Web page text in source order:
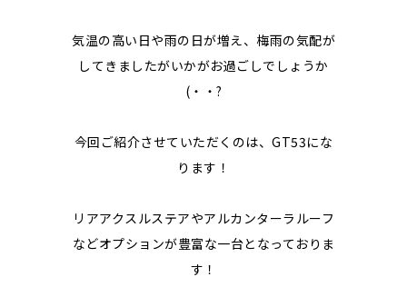
気温の高い日や雨の日が増え、梅雨の気配が
してきましたがいかがお過ごしでしょうか
(・・?
今回ご紹介させていただくのは、GT53にな
ります！
リアアクスルステアやアルカンターラルーフ
などオプションが豊富な一台となっておりま
す！